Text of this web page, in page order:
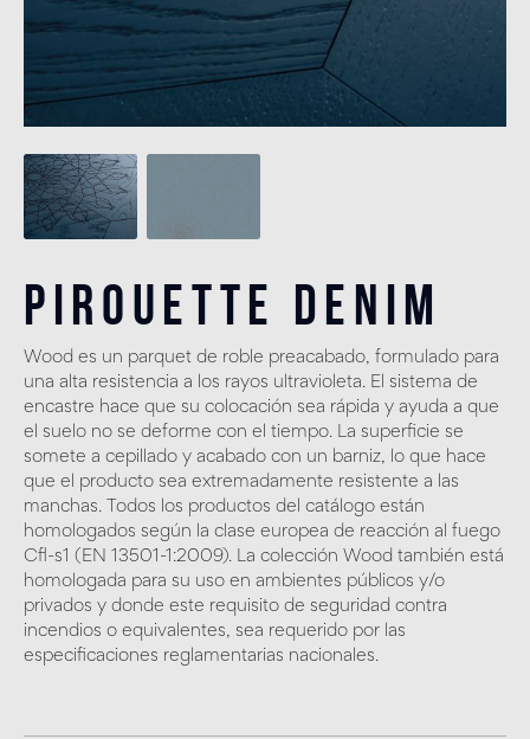
Pirouette Denim
Wood es un parquet de roble preacabado, formulado para
una alta resistencia a los rayos ultravioleta. El sistema de
encastre hace que su colocación sea rápida y ayuda a que
el suelo no se deforme con el tiempo. La superficie se
somete a cepillado y acabado con un barniz, lo que hace
que el producto sea extremadamente resistente a las
manchas. Todos los productos del catálogo están
homologados según la clase europea de reacción al fuego
Cfl-s1 (EN 13501-1:2009). La colección Wood también está
homologada para su uso en ambientes públicos y/o
privados y donde este requisito de seguridad contra
incendios o equivalentes, sea requerido por las
especificaciones reglamentarias nacionales.